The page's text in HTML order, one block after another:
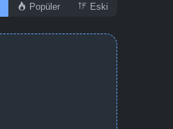
Popüler Eski